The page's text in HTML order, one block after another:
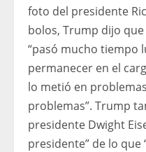
foto del presidente
bolos, Trump dijo
“pasó mucho tiempo
permanecer en el
lo metió en
problemas”. Trump
presidente Dwight
presidente” de lo que